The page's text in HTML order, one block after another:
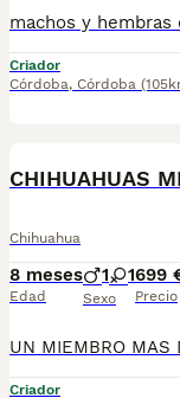
Criador
Córdoba, Córdoba
CHIHUAHUAS
Chihuahua
8 meses
Edad
1 1
Sexo
699
Precio
Criador